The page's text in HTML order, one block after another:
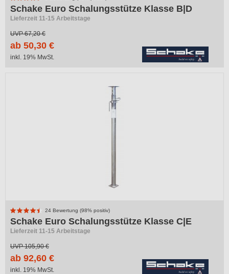
Schake Euro Schalungsstütze Klasse B|D
Lieferzeit 11-15 Arbeitstage
UVP67,20 €
ab 50,30 €
inkl. 19% MwSt.
24 Bewertung (98% positiv)
Schake Euro Schalungsstütze Klasse C|E
Lieferzeit 11-15 Arbeitstage
UVP105,90 €
ab 92,60 €
inkl. 19% MwSt.